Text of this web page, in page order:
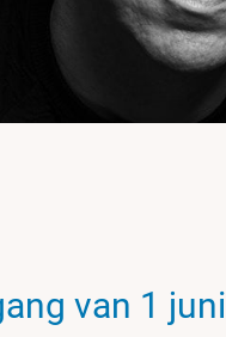
van 1 juni